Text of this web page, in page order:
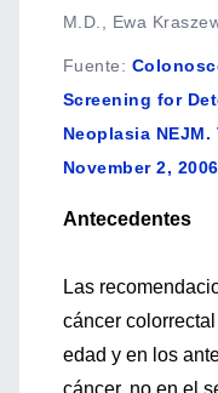
M.D., Ewa
Fuente:
Screening for
Neoplasia NEJM.
November 2,
Antecedentes
Las
cáncer
edad y en los
cáncer, no en el